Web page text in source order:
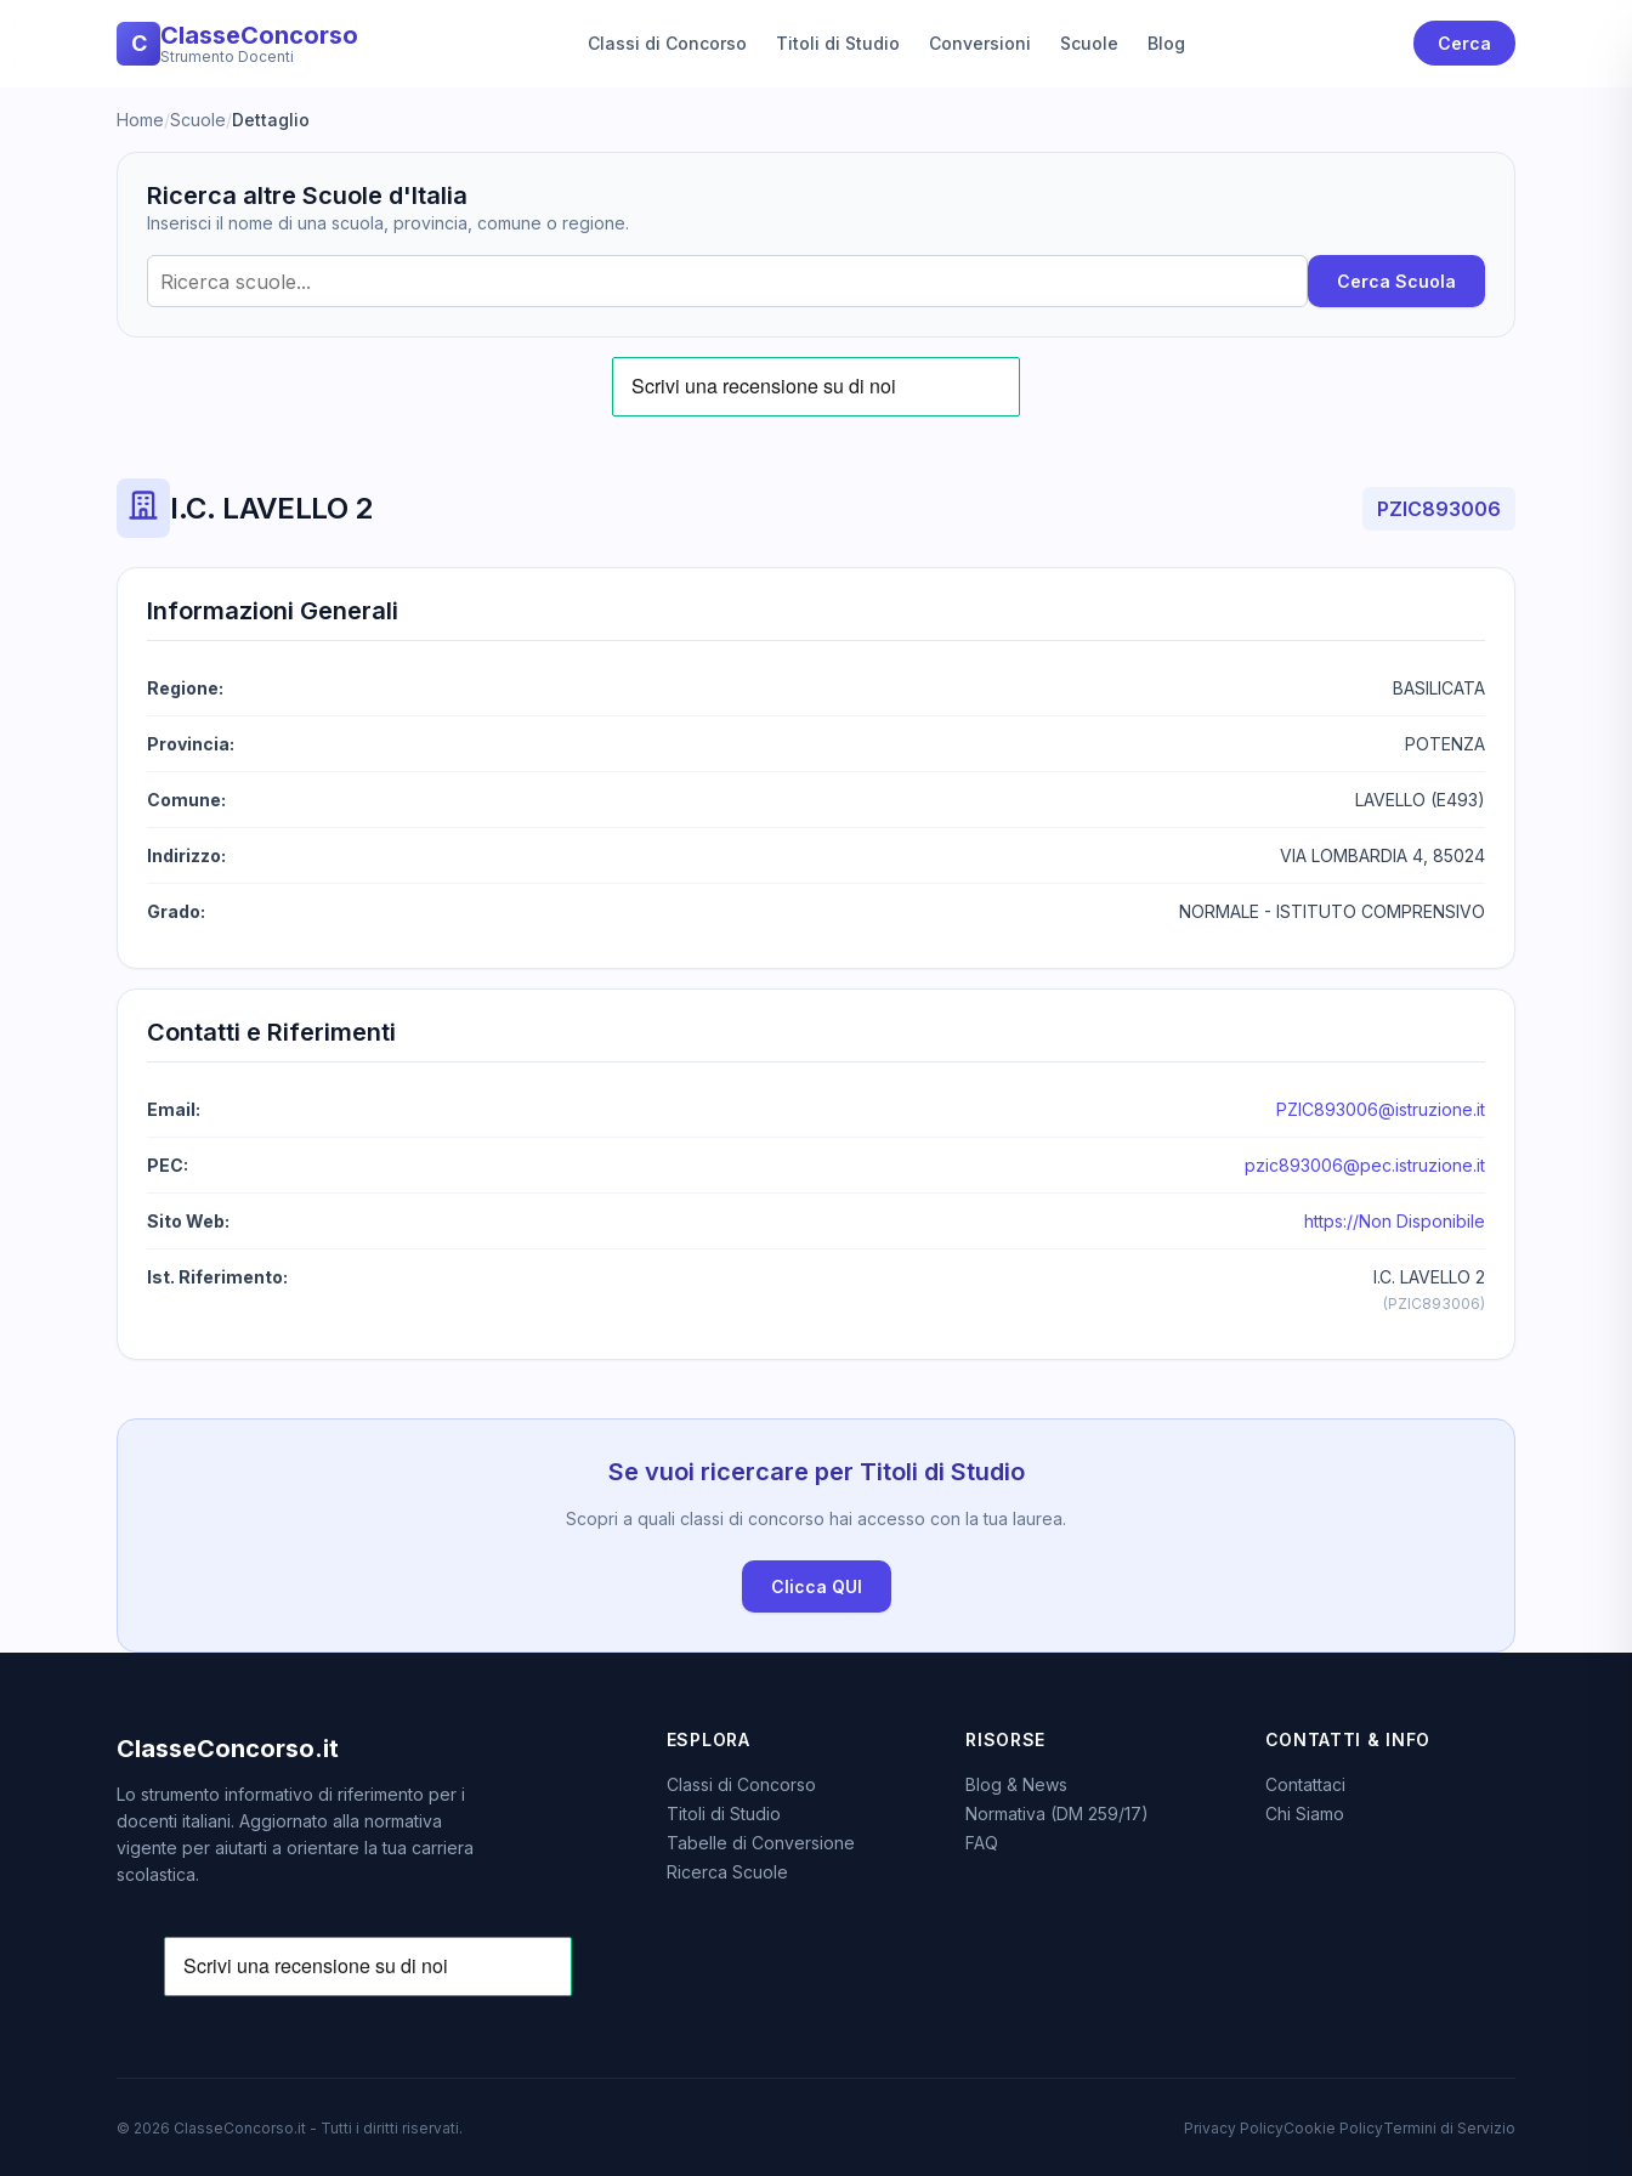
C ClasseConcorso
Strumento Docenti
Classi di Concorso Titoli di Studio Conversioni Scuole Blog Cerca
Home/Scuole/Dettaglio
Ricerca altre Scuole d'Italia
Inserisci il nome di una scuola, provincia, comune o regione.
Cerca Scuola
I.C. LAVELLO 2 PZIC893006
Informazioni Generali
Regione: BASILICATA
Provincia: POTENZA
Comune: LAVELLO (E493)
Indirizzo: VIA LOMBARDIA 4, 85024
Grado: NORMALE - ISTITUTO COMPRENSIVO
Contatti e Riferimenti
Email: PZIC893006@istruzione.it
PEC: pzic893006@pec.istruzione.it
Sito Web: https://Non Disponibile
Ist. Riferimento: I.C. LAVELLO 2
(PZIC893006)
Se vuoi ricercare per Titoli di Studio
Scopri a quali classi di concorso hai accesso con la tua laurea.
Clicca QUI
ClasseConcorso.it
Lo strumento informativo di riferimento per i
docenti italiani. Aggiornato alla normativa
vigente per aiutarti a orientare la tua carriera
scolastica.
ESPLORA
Classi di Concorso
Titoli di Studio
Tabelle di Conversione
Ricerca Scuole
RISORSE
Blog & News
Normativa (DM 259/17)
FAQ
CONTATTI & INFO
Contattaci
Chi Siamo
© 2026 ClasseConcorso.it - Tutti i diritti riservati. Privacy PolicyCookie PolicyTermini di Servizio